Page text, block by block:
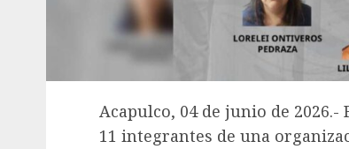
Acapulco, 04 de junio de
11 integrantes de una